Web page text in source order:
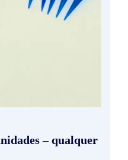
– qualquer